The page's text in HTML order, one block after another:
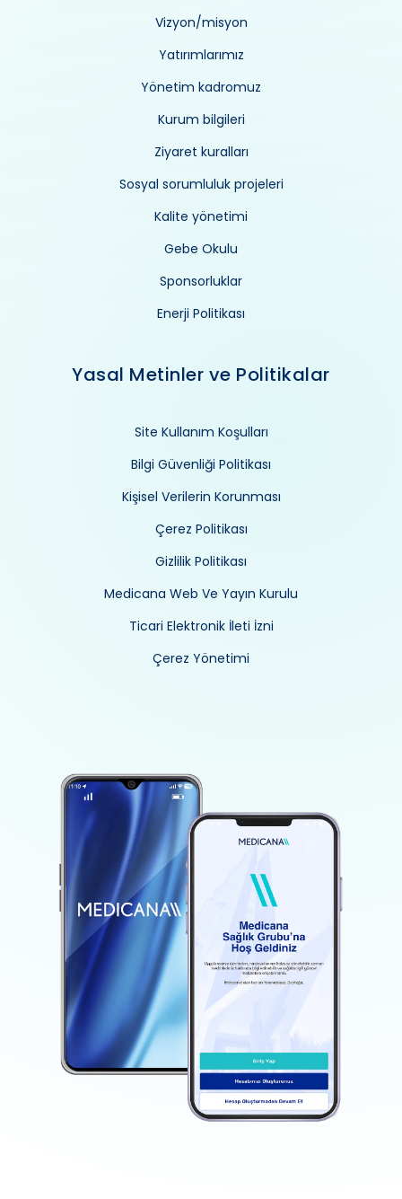
Vizyon/misyon
Yatırımlarımız
Yönetim kadromuz
Kurum bilgileri
Ziyaret kuralları
Sosyal sorumluluk projeleri
Kalite yönetimi
Gebe Okulu
Sponsorluklar
Enerji Politikası
Yasal Metinler ve Politikalar
Site Kullanım Koşulları
Bilgi Güvenliği Politikası
Kişisel Verilerin Korunması
Çerez Politikası
Gizlilik Politikası
Medicana Web Ve Yayın Kurulu
Ticari Elektronik İleti İzni
Çerez Yönetimi